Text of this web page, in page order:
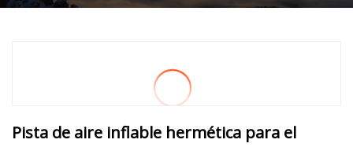
Pista de aire inflable hermética para el